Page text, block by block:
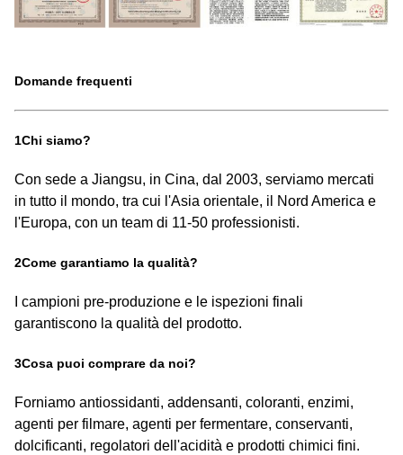
Domande frequenti
1Chi siamo?
Con sede a Jiangsu, in Cina, dal 2003, serviamo mercati
in tutto il mondo, tra cui l'Asia orientale, il Nord America e
l'Europa, con un team di 11-50 professionisti.
2Come garantiamo la qualità?
I campioni pre-produzione e le ispezioni finali
garantiscono la qualità del prodotto.
3Cosa puoi comprare da noi?
Forniamo antiossidanti, addensanti, coloranti, enzimi,
agenti per filmare, agenti per fermentare, conservanti,
dolcificanti, regolatori dell'acidità e prodotti chimici fini.